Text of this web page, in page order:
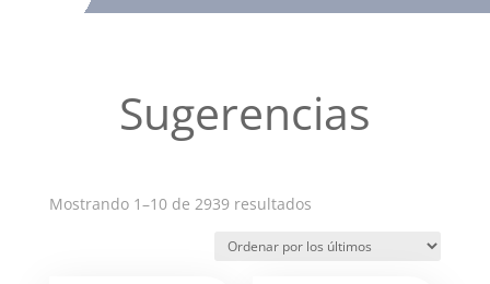
Sugerencias
Mostrando 1–10 de 2939 resultadosOrdenado
los